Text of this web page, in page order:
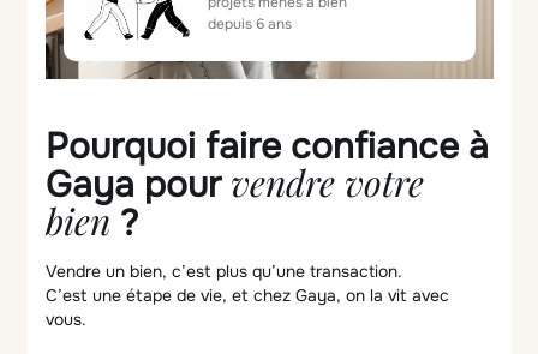
depuis 6 ans
Pourquoi faire confiance à
Gaya pour vendre votre
bien ?
Vendre un bien, c’est plus qu’une transaction.
C’est une étape de vie, et chez Gaya, on la vit avec
vous.